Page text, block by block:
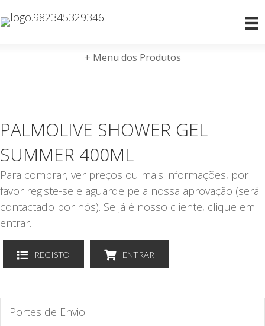
+ Menu dos Produtos
PALMOLIVE SHOWER GEL
SUMMER 400ML
Para comprar, ver preços ou mais informações, por
favor registe-se e aguarde pela nossa aprovação (será
contactado por nós). Se já é nosso cliente, clique em
entrar.
REGISTO ENTRAR
Portes de Envio